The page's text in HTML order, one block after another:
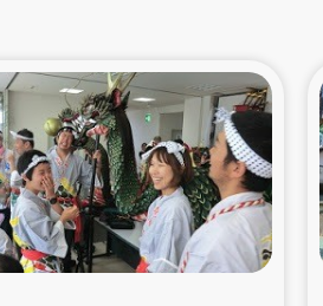
スリランカ 緊急人道
スリランカの南北女性をつなぐサリー
ェクト